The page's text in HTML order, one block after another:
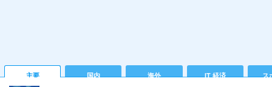
主要 国内 海外 IT 経済 ス